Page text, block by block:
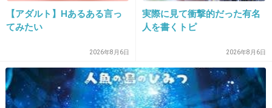
17. 匿名2012/11/21(水) 13:38:30
女友達同士で別れさせようと必死になってるｗ
他人の不幸は何とやら…
+18 -6
【アダルト】Hあるある言っ
てみたい
2026年8月6日
実際に見て衝撃的だった有名
人を書くトピ
2026年8月6日